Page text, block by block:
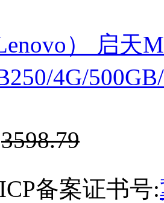
） 启天
4G/
3598.79
ICP备案证书号: